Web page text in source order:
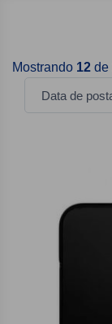
Mostrando 12 de